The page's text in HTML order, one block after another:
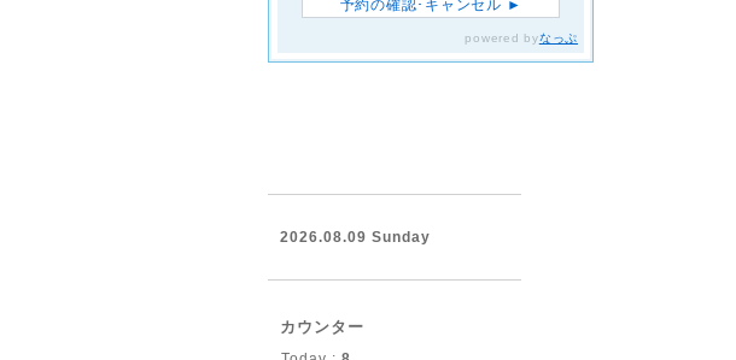
2026.08.09 Sunday
カウンター